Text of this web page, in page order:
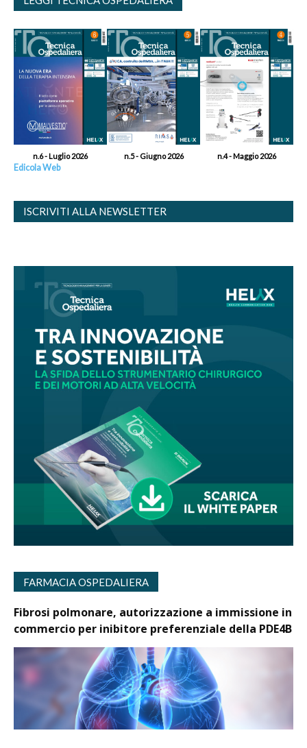
n.6 - Luglio 2026 n.5 - Giugno 2026 n.4 - Maggio 2026
Edicola Web
ISCRIVITI ALLA NEWSLETTER
FARMACIA OSPEDALIERA
Fibrosi polmonare, autorizzazione a immissione in
commercio per inibitore preferenziale della PDE4B